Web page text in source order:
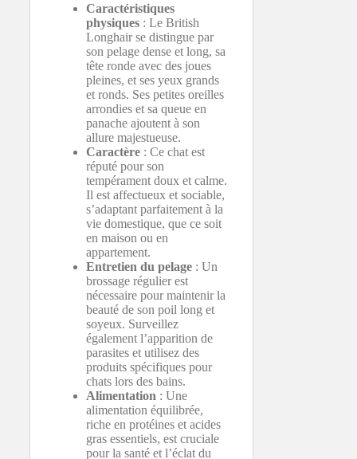
Caractéristiques
physiques : Le British
Longhair se distingue par
son pelage dense et long, sa
tête ronde avec des joues
pleines, et ses yeux grands
et ronds. Ses petites oreilles
arrondies et sa queue en
panache ajoutent à son
allure majestueuse.
Caractère : Ce chat est
réputé pour son
tempérament doux et calme.
Il est affectueux et sociable,
s’adaptant parfaitement à la
vie domestique, que ce soit
en maison ou en
appartement.
Entretien du pelage : Un
brossage régulier est
nécessaire pour maintenir la
beauté de son poil long et
soyeux. Surveillez
également l’apparition de
parasites et utilisez des
produits spécifiques pour
chats lors des bains.
Alimentation : Une
alimentation équilibrée,
riche en protéines et acides
gras essentiels, est cruciale
pour la santé et l’éclat du